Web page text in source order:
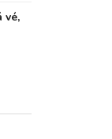
vé,